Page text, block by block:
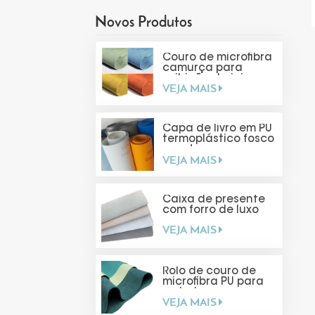
Novos Produtos
Couro de microfibra
camurça para
VEJA MAIS
Capa de livro em PU
termoplástico fosco
VEJA MAIS
Caixa de presente
com forro de luxo
VEJA MAIS
Rolo de couro de
microfibra PU para
VEJA MAIS